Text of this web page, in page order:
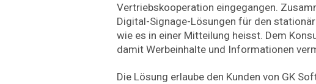
Vertriebskooperation eingegangen.
Digital-Signage-Lösungen für den
wie es in einer Mitteilung heisst. Dem
damit Werbeinhalte und Informationen
Die Lösung erlaube den Kunden von GK